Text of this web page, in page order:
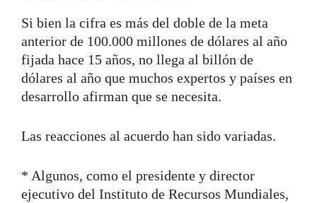
Si bien la cifra es más del doble de la meta
anterior de 100.000 millones de dólares al año
fijada hace 15 años, no llega al billón de
dólares al año que muchos expertos y países en
desarrollo afirman que se necesita.
Las reacciones al acuerdo han sido variadas.
* Algunos, como el presidente y director
ejecutivo del Instituto de Recursos Mundiales,